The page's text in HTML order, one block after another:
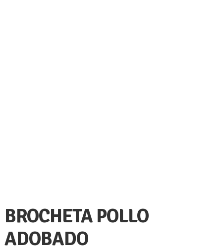
BROCHETA POLLO
ADOBADO